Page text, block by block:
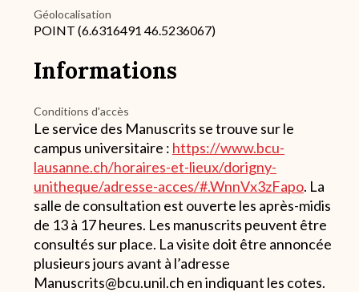
Géolocalisation
POINT (6.6316491 46.5236067)
Informations
Conditions d'accès
Le service des Manuscrits se trouve sur le
campus universitaire : https://www.bcu-
lausanne.ch/horaires-et-lieux/dorigny-
unitheque/adresse-acces/#.WnnVx3zFapo. La
salle de consultation est ouverte les après-midis
de 13 à 17 heures. Les manuscrits peuvent être
consultés sur place. La visite doit être annoncée
plusieurs jours avant à l’adresse
Manuscrits@bcu.unil.ch en indiquant les cotes.